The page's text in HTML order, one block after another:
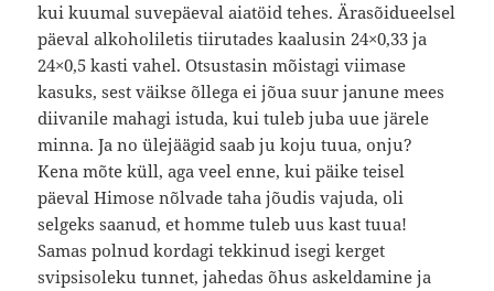
kui kuumal suvepäeval aiatöid tehes. Ärasõidueelsel
päeval alkoholiletis tiirutades kaalusin 24×0,33 ja
24×0,5 kasti vahel. Otsustasin mõistagi viimase
kasuks, sest väikse õllega ei jõua suur janune mees
diivanile mahagi istuda, kui tuleb juba uue järele
minna. Ja no ülejäägid saab ju koju tuua, onju?
Kena mõte küll, aga veel enne, kui päike teisel
päeval Himose nõlvade taha jõudis vajuda, oli
selgeks saanud, et homme tuleb uus kast tuua!
Samas polnud kordagi tekkinud isegi kerget
svipsisoleku tunnet, jahedas õhus askeldamine ja